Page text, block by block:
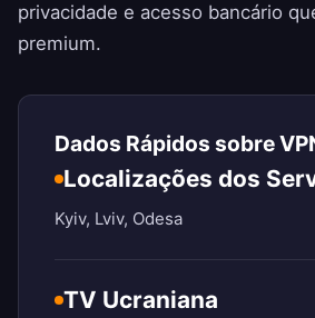
privacidade e acesso bancário
premium.
Dados Rápidos sobre
Localizações dos
Kyiv, Lviv, Odesa
TV Ucraniana